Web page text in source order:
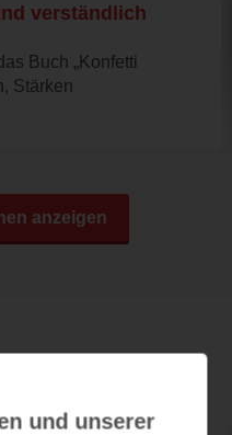
verständlich
Buch „Konfetti
Stärken
anzeigen
und unserer